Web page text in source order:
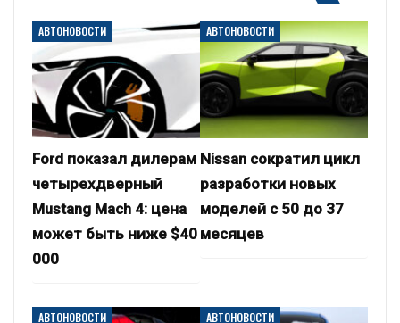
АВТОНОВОСТИ
Ford показал дилерам
четырехдверный
Mustang Mach 4: цена
может быть ниже $40
000
АВТОНОВОСТИ
Nissan сократил цикл
разработки новых
моделей с 50 до 37
месяцев
АВТОНОВОСТИ АВТОНОВОСТИ